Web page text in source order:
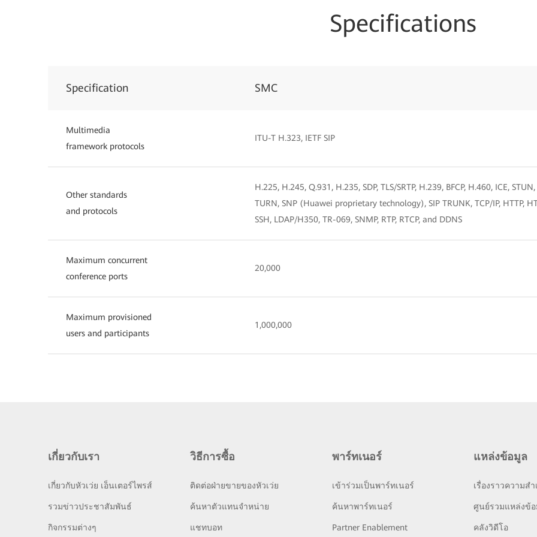
Specifications
Specification SMC
Multimedia
framework protocols
ITU-T H.323, IETF SIP
Other standards
and protocols
H.225, H.245, Q.931, H.235, SDP, TLS/SRTP, H.239, BFCP, H.460, ICE, STUN,
TURN, SNP (Huawei proprietary technology), SIP TRUNK, TCP/IP, HTTP,
SSH, LDAP/H350, TR-069, SNMP, RTP, RTCP, and DDNS
Maximum concurrent
conference ports
20,000
Maximum provisioned
users and participants
1,000,000
เกี่ยวกับเรา
เกี่ยวกับหัวเว่ย เอ็นเตอร์ไพรส์
รวมข่าวประชาสัมพันธ์
กิจกรรมต่างๆ
วิธีการซื้อ
ติดต่อฝ่ายขายของหัวเว่ย
ค้นหาตัวแทนจำหน่าย
แชทบอท
พาร์ทเนอร์
เข้าร่วมเป็นพาร์ทเนอร์
ค้นหาพาร์ทเนอร์
Partner Enablement
แหล่งข้อมูล
เรื่องราวความสำ
ศูนย์รวมแหล่งข้
คลังวิดีโอ